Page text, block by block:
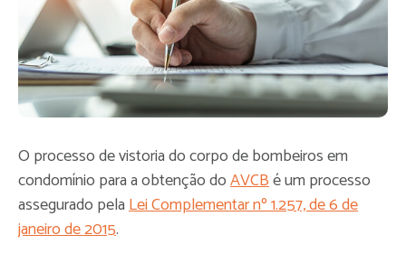
O processo de vistoria do corpo de bombeiros em
condomínio para a obtenção doAVCBé um processo
assegurado pelaLei Complementar nº 1.257, de 6 de
janeiro de 2015.